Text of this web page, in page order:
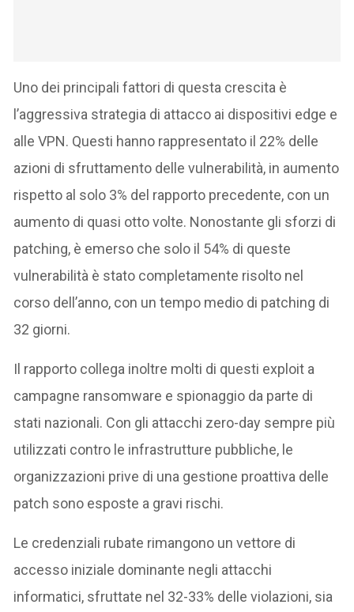
Uno dei principali fattori di questa crescita è
l’aggressiva strategia di attacco ai dispositivi edge e
alle VPN. Questi hanno rappresentato il 22% delle
azioni di sfruttamento delle vulnerabilità, in aumento
rispetto al solo 3% del rapporto precedente, con un
aumento di quasi otto volte. Nonostante gli sforzi di
patching, è emerso che solo il 54% di queste
vulnerabilità è stato completamente risolto nel
corso dell’anno, con un tempo medio di patching di
32 giorni.
Il rapporto collega inoltre molti di questi exploit a
campagne ransomware e spionaggio da parte di
stati nazionali. Con gli attacchi zero-day sempre più
utilizzati contro le infrastrutture pubbliche, le
organizzazioni prive di una gestione proattiva delle
patch sono esposte a gravi rischi.
Le credenziali rubate rimangono un vettore di
accesso iniziale dominante negli attacchi
informatici, sfruttate nel 32-33% delle violazioni, sia